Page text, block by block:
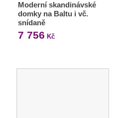
Moderní skandinávské
domky na Baltu i vč.
snídaně
7 756 Kč